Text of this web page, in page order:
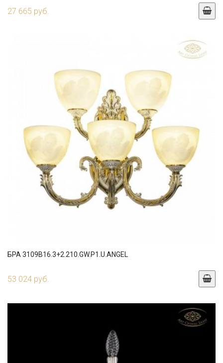
27 665 руб.
БРА 3109B16.3+2.210.GW.P1.U.ANGEL
53 024 руб.